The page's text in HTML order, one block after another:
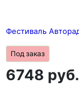
Фестиваль
Под заказ
6748 руб.